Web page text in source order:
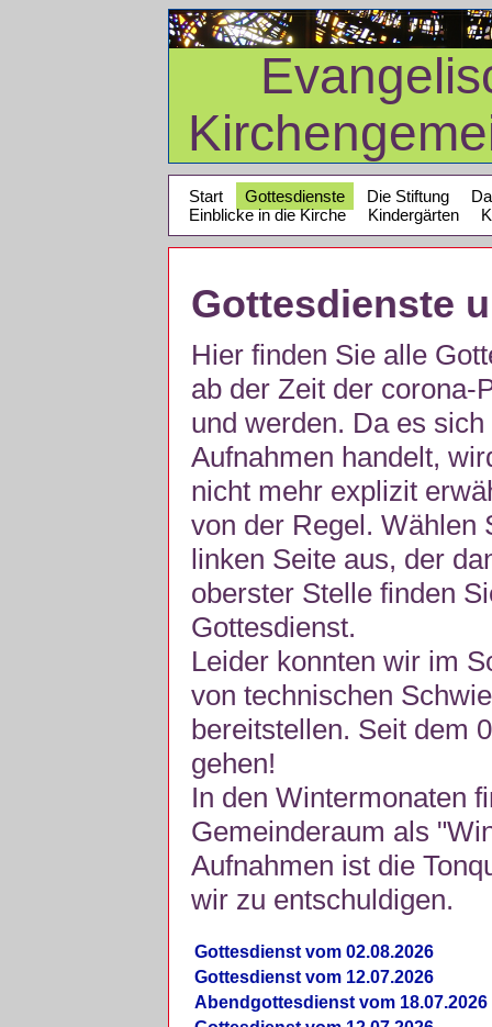
Start Gottesdienste Die Stiftung
Einblicke in die Kirche
Kindergärten
Gottesdienste
Hier finden Sie alle
ab der Zeit der corona-
und werden. Da es
Aufnahmen handelt,
nicht mehr explizit
von der Regel. Wählen
linken Seite aus, der
oberster Stelle finden
Gottesdienst.
Leider konnten wir im
von technischen
bereitstellen. Seit dem
gehen!
In den Wintermonaten
Gemeinderaum als
Aufnahmen ist die
wir zu entschuldigen.
Gottesdienst vom 02.08.2026
Gottesdienst vom 12.07.2026
Abendgottesdienst vom 18.07.2026